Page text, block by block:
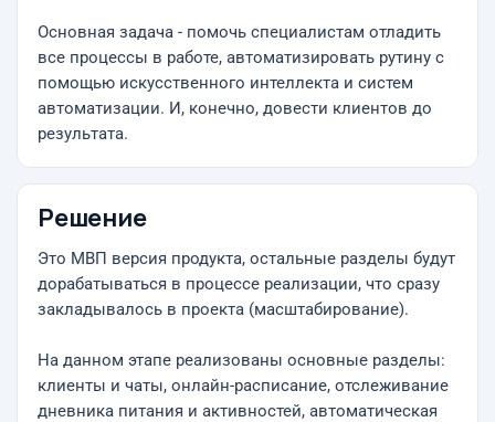
Основная задача - помочь специалистам отладить
все процессы в работе, автоматизировать рутину с
помощью искусственного интеллекта и систем
автоматизации. И, конечно, довести клиентов до
результата.
Решение
Это МВП версия продукта, остальные разделы будут
дорабатываться в процессе реализации, что сразу
закладывалось в проекта (масштабирование).
На данном этапе реализованы основные разделы:
клиенты и чаты, онлайн-расписание, отслеживание
дневника питания и активностей, автоматическая